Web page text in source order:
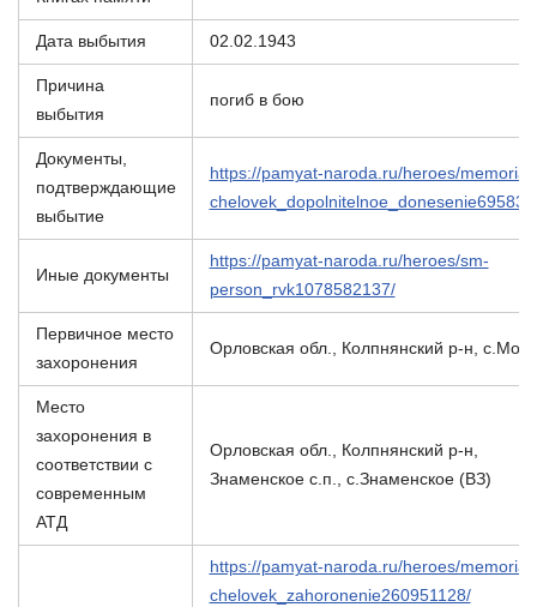
Дата выбытия 02.02.1943
Причина
выбытия
погиб в бою
Документы,
подтверждающие
выбытие
https://pamyat-naroda.ru/heroes/memorial-
Иные документы
https://pamyat-naroda.ru/heroes/sm-
person_rvk1078582137/
Первичное место
захоронения
Орловская обл., Колпнянский р-н,
Место
захоронения в
соответствии с
современным
АТД
Орловская обл., Колпнянский р-н,
Знаменское с.п., с.Знаменское (ВЗ)
https://pamyat-naroda.ru/heroes/memorial-
chelovek_zahoronenie260951128/